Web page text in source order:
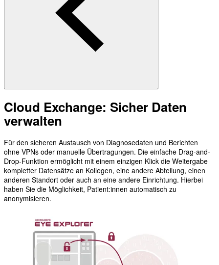
Cloud Exchange: Sicher Daten
verwalten
Für den sicheren Austausch von Diagnosedaten und Berichten
ohne VPNs oder manuelle Übertragungen. Die einfache Drag-and-
Drop-Funktion ermöglicht mit einem einzigen Klick die Weitergabe
kompletter Datensätze an Kollegen, eine andere Abteilung, einen
anderen Standort oder auch an eine andere Einrichtung. Hierbei
haben Sie die Möglichkeit, Patient:innen automatisch zu
anonymisieren.